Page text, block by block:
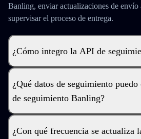
Banling, enviar actualizaciones de envío
supervisar el proceso de entrega.
¿Cómo integro la API de
¿Qué datos de seguimiento
de seguimiento Banling?
¿Con qué frecuencia se actualiza